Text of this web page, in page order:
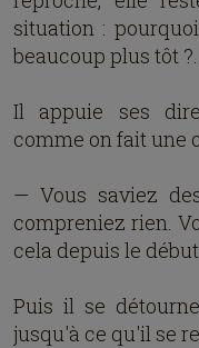
situation :
beaucoup plus tôt
Il appuie ses
comme on fait une
— Vous saviez
compreniez rien.
cela depuis le début
Puis il se
jusqu'à ce qu'il se